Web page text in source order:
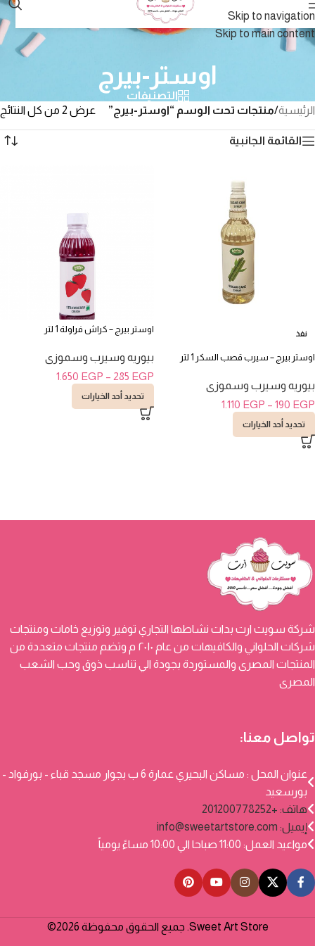
Skip to navigation
Skip to main content
اوستر-بيرج
التصنيفات
الرئيسية/منتجات تحت الوسم “اوستر-بيرج” عرض ⁦2⁩ من كل النتائج
القائمة الجانبية
نفذ
اوستر بيرج – سيرب قصب السكر 1 لتر
بيوريه وسيرب وسموزى
190 EGP
–
1.110 EGP
تحديد أحد الخيارات
اوستر بيرج – كراش فراولة 1 لتر
بيوريه وسيرب وسموزى
285 EGP
–
1.650 EGP
تحديد أحد الخيارات
شركة سويت ارت بدات نشاطها التجاري توفير وتوزيع خامات ومنتجات
شركات الحلواني والكافيهات من عام ٢٠١٠ م وتضم منتجات متعددة من
المنتجات المصرى والمستوردة بجودة الي تناسب ذوق وحب الشعب
المصرى
تواصل معنا:
عنوان المحل : مساكن البحيري عمارة 6 ب بجوار مسجد قباء - بورفواد -
بورسعيد
هاتف: +201200778252
إيميل: info@sweetartstore.com
مواعيد العمل: 11:00 صباحا الي 10:00 مساءً يومياً
Sweet Art Store. جميع الحقوق محفوظة 2026©